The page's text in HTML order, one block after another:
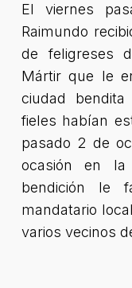
El viernes
Raimundo
de feligreses
Mártir que le
ciudad
fieles habían
pasado 2 de
ocasión en
bendición le
mandatario
varios vecinos